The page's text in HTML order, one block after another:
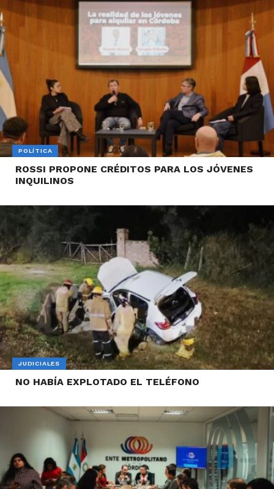
POLÍTICA
ROSSI PROPONE CRÉDITOS PARA LOS JÓVENES
INQUILINOS
JUDICIALES
NO HABÍA EXPLOTADO EL TELÉFONO